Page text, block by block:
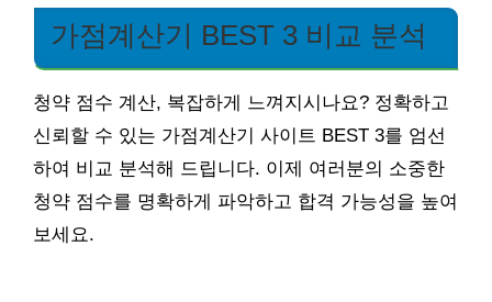
가점계산기 BEST 3 비교 분석
청약 점수 계산, 복잡하게 느껴지시나요? 정확하고
신뢰할 수 있는 가점계산기 사이트 BEST 3를 엄선
하여 비교 분석해 드립니다. 이제 여러분의 소중한
청약 점수를 명확하게 파악하고 합격 가능성을 높여
보세요.